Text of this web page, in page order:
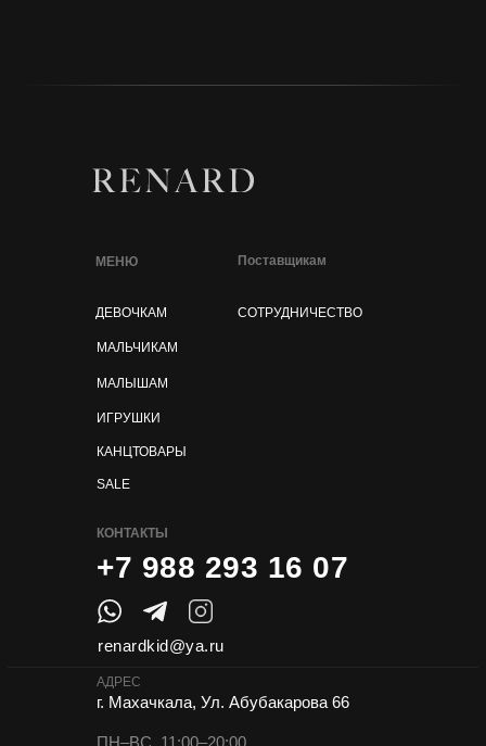
МЕНЮ
ДЕВОЧКАМ
МАЛЬЧИКАМ
МАЛЫШАМ
ИГРУШКИ
КАНЦТОВАРЫ
КОНТАКТЫ
+7 988 293 16 07
Поставщикам
renardkid@ya.ru
АДРЕС
г. Махачкала, Ул. Абубакарова 66
ПН–ВС, 11:00–20:00
СОТРУДНИЧЕСТВО
SALE